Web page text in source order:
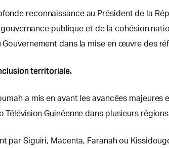
reconnaissance au Président de la
publique et de la cohésion
dans la mise en œuvre des
territoriale.
a mis en avant les avancées majeures
Guinéenne dans plusieurs
par Siguiri, Macenta, Faranah ou